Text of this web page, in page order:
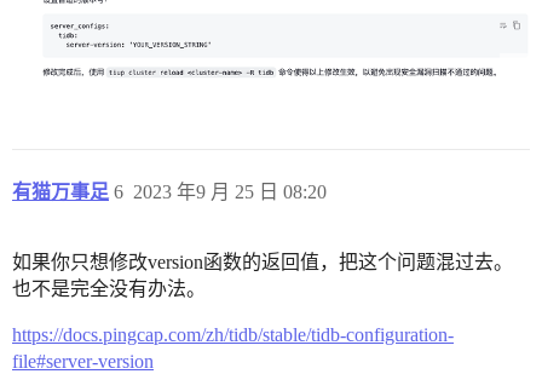
有猫万事足 2023 年9 月 25 日 08:20
6
如果你只想修改version函数的返回值，把这个问题混过去。
也不是完全没有办法。
https://docs.pingcap.com/zh/tidb/stable/tidb-configuration-
file#server-version